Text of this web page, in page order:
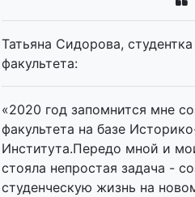
Татьяна Сидорова,
факультета:
«2020 год запомнится мне
факультета на базе
Института.Передо мной и
стояла непростая задача -
студенческую жизнь на